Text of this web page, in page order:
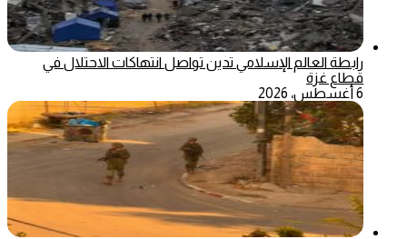
رابطة العالم الإسلامي تدين تواصل انتهاكات الاحتلال في
قطاع غزة
6 أغسطس، 2026